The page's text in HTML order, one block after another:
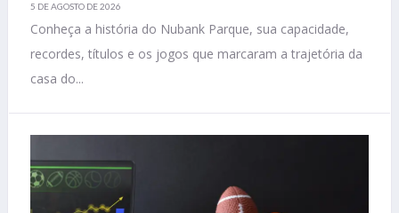
5 DE AGOSTO DE 2026
Conheça a história do Nubank Parque, sua capacidade,
recordes, títulos e os jogos que marcaram a trajetória da
casa do...